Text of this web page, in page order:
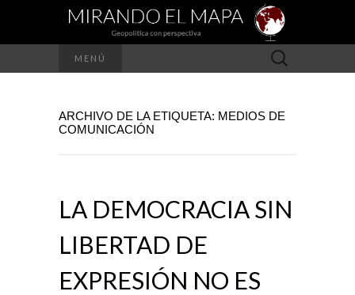
MENÚ Buscar:
ARCHIVO DE LA ETIQUETA: MEDIOS DE
COMUNICACIÓN
LA DEMOCRACIA SIN
LIBERTAD DE
EXPRESIÓN NO ES